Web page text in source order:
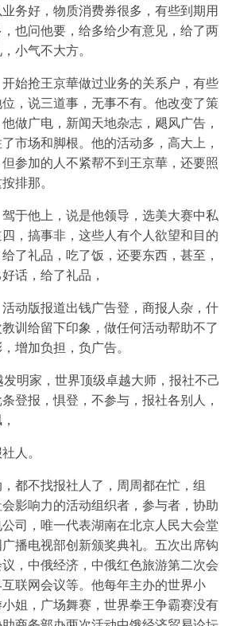
务好，物质消费券很多，有些到期用
也问他要，给多给少有意见，给了两
小气不大方。
始抢王京華做过业务的关系户，有些
，说三道事，无事不有。他改变了策
做广电，新闻天地杂志，飓风广告，
市场和脚根。他的活动多，高大上，
参加的人不紧帮不到王京華，还要照
排那。
于他上，说是他领导，选美大赛中私
，搞事非，这些人有个人欲望和目的
了礼品，吃了饭，还要东西，甚至，
话，给了礼品，
动版报道出钱广告登，商报人杂，什
训给留下印象，做任何活动帮助不了
增加负担，负广告。
明家，世界顶级卓越大师，报社不己
登报，惧登，不参与，报社各别人，
人。
都不找报社人了，周周都在忙，组
影响力的活动组织者，参与者，协助
司，唯一代表湖南在北京人民大会堂
播电视部创新颁奖典礼。五次出席钩
，中俄经济，中俄红色旅游第二次会
联网会议等。他每年主办的世界小
姐，广场舞赛，世界拳王争霸赛没有